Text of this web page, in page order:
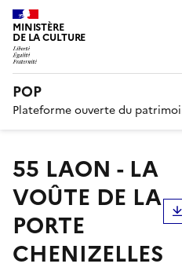
MINISTÈRE
DE LA CULTURE
POP
Plateforme ouverte du
55 LAON - LA
VOÛTE DE LA
PORTE
CHENIZELLES